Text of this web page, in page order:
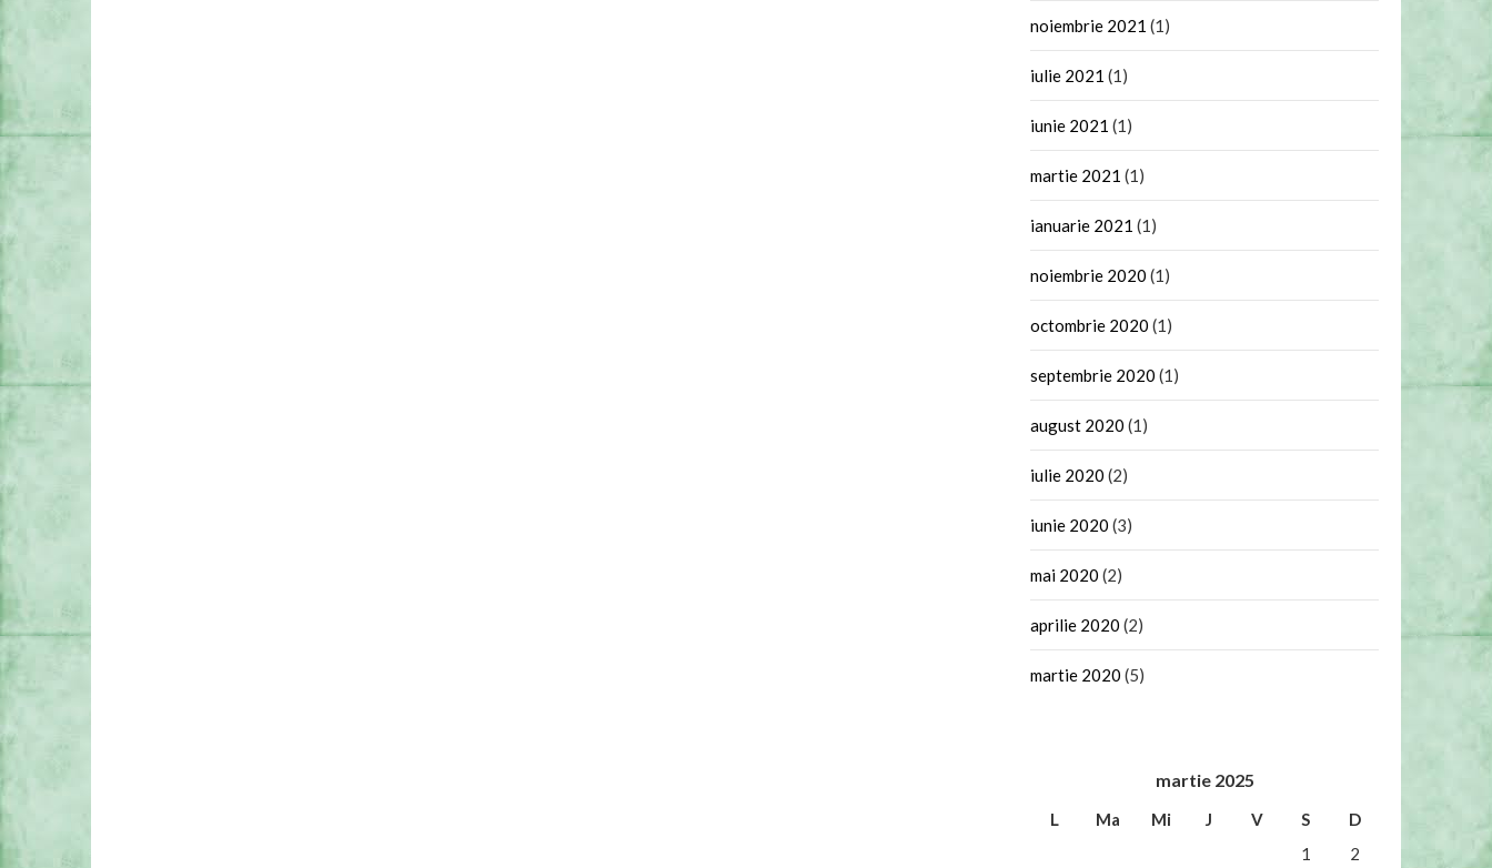
noiembrie 2021 (1)
iulie 2021 (1)
iunie 2021 (1)
martie 2021 (1)
ianuarie 2021 (1)
noiembrie 2020 (1)
octombrie 2020 (1)
septembrie 2020 (1)
august 2020 (1)
iulie 2020 (2)
iunie 2020 (3)
mai 2020 (2)
aprilie 2020 (2)
martie 2020 (5)
martie 2025
L Ma Mi J V S
D
1
2